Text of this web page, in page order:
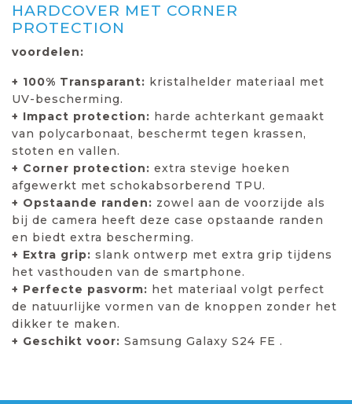
HARDCOVER MET CORNER
PROTECTION
voordelen:
+ 100% Transparant: kristalhelder materiaal met
UV-bescherming.
+ Impact protection: harde achterkant gemaakt
van polycarbonaat, beschermt tegen krassen,
stoten en vallen.
+ Corner protection: extra stevige hoeken
afgewerkt met schokabsorberend TPU.
+ Opstaande randen: zowel aan de voorzijde als
bij de camera heeft deze case opstaande randen
en biedt extra bescherming.
+ Extra grip: slank ontwerp met extra grip tijdens
het vasthouden van de smartphone.
+ Perfecte pasvorm: het materiaal volgt perfect
de natuurlijke vormen van de knoppen zonder het
dikker te maken.
+ Geschikt voor: Samsung Galaxy S24 FE .